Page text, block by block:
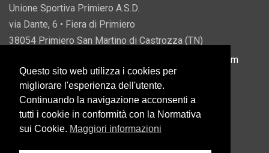
Unione Sportiva Primiero A.S.D.
via Dante, 6 • Fiera di Primiero
38054 Primiero San Martino di Castrozza (TN)
info@usprimiero.com
Vantaggi da Pubblica Amministrazione
Questo sito web utilizza i cookies per
migliorare l'esperienza dell'utente.
Continuando la navigazione acconsenti a
tutti i cookie in conformità con la Normativa
sui Cookie. Maggiori informazioni